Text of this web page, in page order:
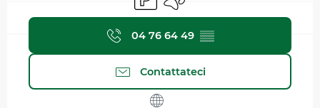
04 76 64 49 ▒▒
Contattateci